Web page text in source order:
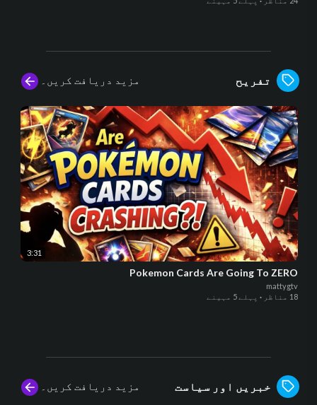
تفریح مزید دریافت کریں۔
3:31
Pokemon Cards Are Going To ZERO
mattygtv
18 مناظر
· پہلے 5 مہینے
خبریں اور سیاست مزید دریافت کریں۔